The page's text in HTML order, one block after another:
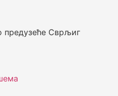
предузеће Сврљиг